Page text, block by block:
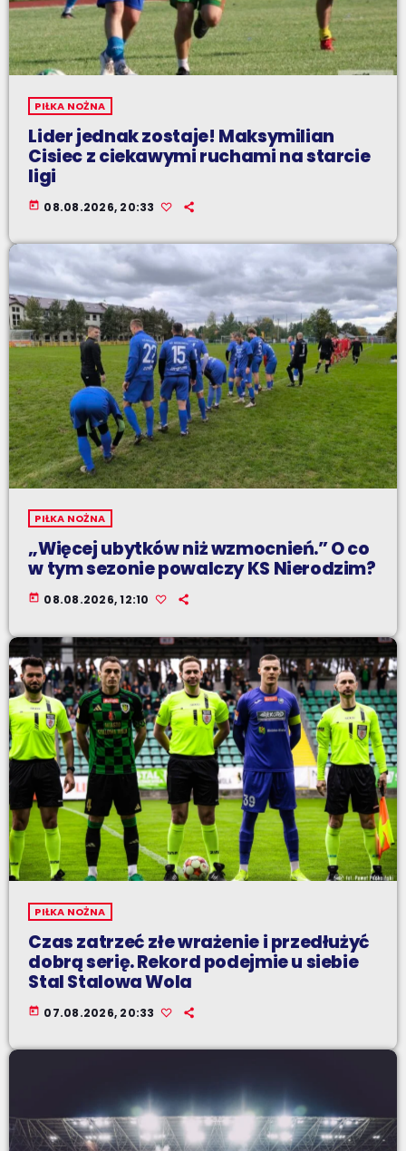
PIŁKA NOŻNA
Lider jednak zostaje! Maksymilian
Cisiec z ciekawymi ruchami na starcie
ligi
today 08.08.2026, 20:33
PIŁKA NOŻNA
„Więcej ubytków niż wzmocnień.” O co
w tym sezonie powalczy KS Nierodzim?
today 08.08.2026, 12:10
PIŁKA NOŻNA
Czas zatrzeć złe wrażenie i przedłużyć
dobrą serię. Rekord podejmie u siebie
Stal Stalowa Wola
today 07.08.2026, 20:33